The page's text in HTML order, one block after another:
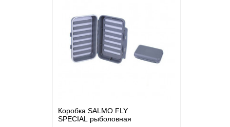
Коробка SALMO FLY
SPECIAL рыболовная